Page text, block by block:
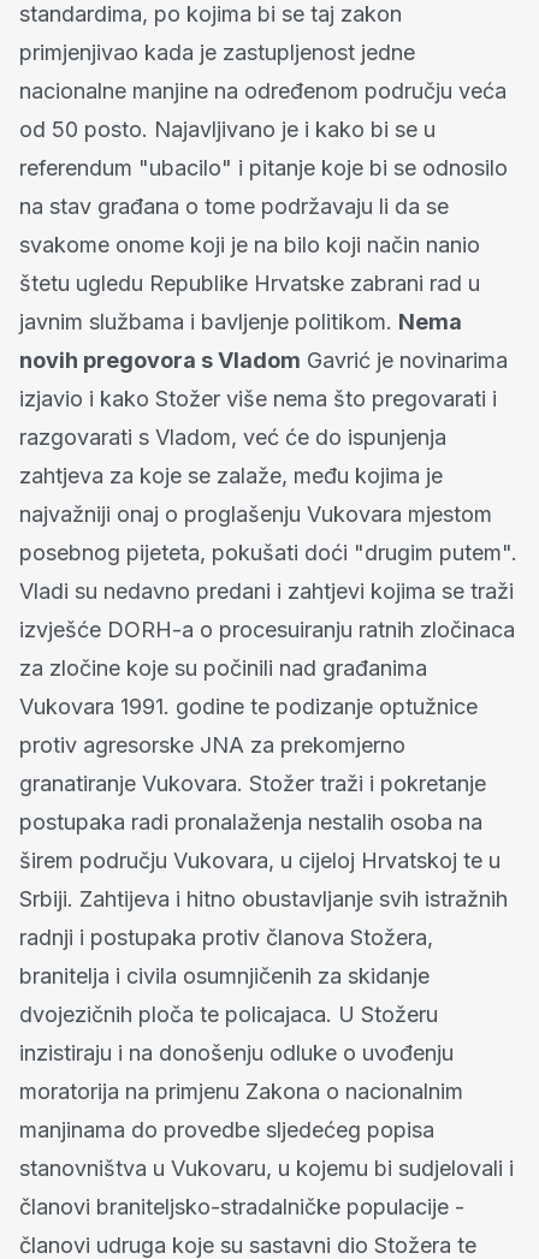
standardima, po kojima bi se taj zakon
primjenjivao kada je zastupljenost jedne
nacionalne manjine na određenom području veća
od 50 posto. Najavljivano je i kako bi se u
referendum "ubacilo" i pitanje koje bi se odnosilo
na stav građana o tome podržavaju li da se
svakome onome koji je na bilo koji način nanio
štetu ugledu Republike Hrvatske zabrani rad u
javnim službama i bavljenje politikom. Nema
novih pregovora s Vladom Gavrić je novinarima
izjavio i kako Stožer više nema što pregovarati i
razgovarati s Vladom, već će do ispunjenja
zahtjeva za koje se zalaže, među kojima je
najvažniji onaj o proglašenju Vukovara mjestom
posebnog pijeteta, pokušati doći "drugim putem".
Vladi su nedavno predani i zahtjevi kojima se traži
izvješće DORH-a o procesuiranju ratnih zločinaca
za zločine koje su počinili nad građanima
Vukovara 1991. godine te podizanje optužnice
protiv agresorske JNA za prekomjerno
granatiranje Vukovara. Stožer traži i pokretanje
postupaka radi pronalaženja nestalih osoba na
širem području Vukovara, u cijeloj Hrvatskoj te u
Srbiji. Zahtijeva i hitno obustavljanje svih istražnih
radnji i postupaka protiv članova Stožera,
branitelja i civila osumnjičenih za skidanje
dvojezičnih ploča te policajaca. U Stožeru
inzistiraju i na donošenju odluke o uvođenju
moratorija na primjenu Zakona o nacionalnim
manjinama do provedbe sljedećeg popisa
stanovništva u Vukovaru, u kojemu bi sudjelovali i
članovi braniteljsko-stradalničke populacije -
članovi udruga koje su sastavni dio Stožera te